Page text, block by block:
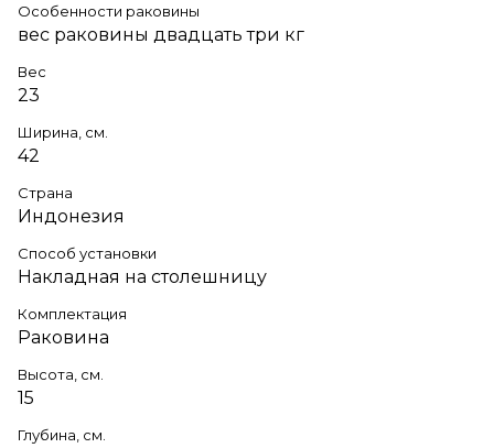
Особенности раковины
вес раковины двадцать три кг
Вес
23
Ширина, см.
42
Страна
Индонезия
Способ установки
Накладная на столешницу
Комплектация
Раковина
Высота, см.
15
Глубина, см.